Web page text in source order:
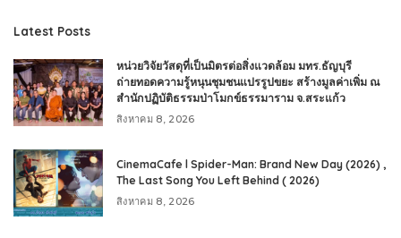
Latest Posts
หน่วยวิจัยวัสดุที่เป็นมิตรต่อสิ่งแวดล้อม มทร.ธัญบุรี
ถ่ายทอดความรู้หนุนชุมชนแปรรูปขยะ สร้างมูลค่าเพิ่ม ณ
สำนักปฏิบัติธรรมป่าโมกข์ธรรมาราม จ.สระแก้ว
สิงหาคม 8, 2026
CinemaCafe l Spider-Man: Brand New Day (2026) ,
The Last Song You Left Behind ( 2026)
สิงหาคม 8, 2026